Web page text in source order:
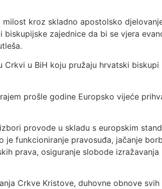
kroz skladno apostolsko
zajednice da bi se vjera
Crkvi u BiH koju pružaju hrvatski
prošle godine Europsko vijeće
provode u skladu s europskim
je funkcioniranje pravosuđa, jačanje
prava, osiguranje slobode
Crkve Kristove, duhovne obnove